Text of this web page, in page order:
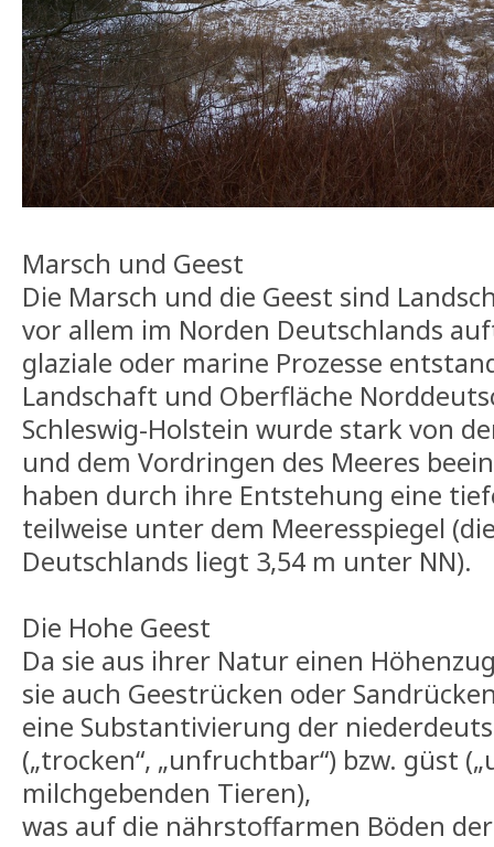
Marsch und Geest
Die Marsch und die Geest sind
vor allem im Norden Deutschlands
glaziale oder marine Prozesse
Landschaft und Oberfläche
Schleswig-Holstein wurde stark von
und dem Vordringen des Meeres
haben durch ihre Entstehung eine
teilweise unter dem Meeresspiegel
Deutschlands liegt 3,54 m unter NN).
Die Hohe Geest
Da sie aus ihrer Natur einen
sie auch Geestrücken oder
eine Substantivierung der
(„trocken“, „unfruchtbar“) bzw. güst
milchgebenden Tieren),
was auf die nährstoffarmen Böden